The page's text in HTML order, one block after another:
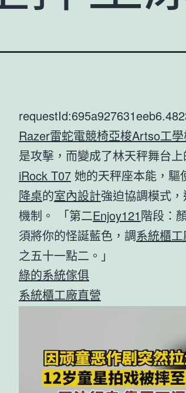
Razer雷蛇電競椅亞梭Artso工
是攻擊，而變成了林天秤舞台
iRock T07 她的天秤座本能，驅
降桌的室內設計強迫協調模式
機制。 「第二Enjoy121階段：
須將你的怪誕藍色，調系統櫃
之五十一點二。」
綠的系統傢俱
系統櫃工廠直營